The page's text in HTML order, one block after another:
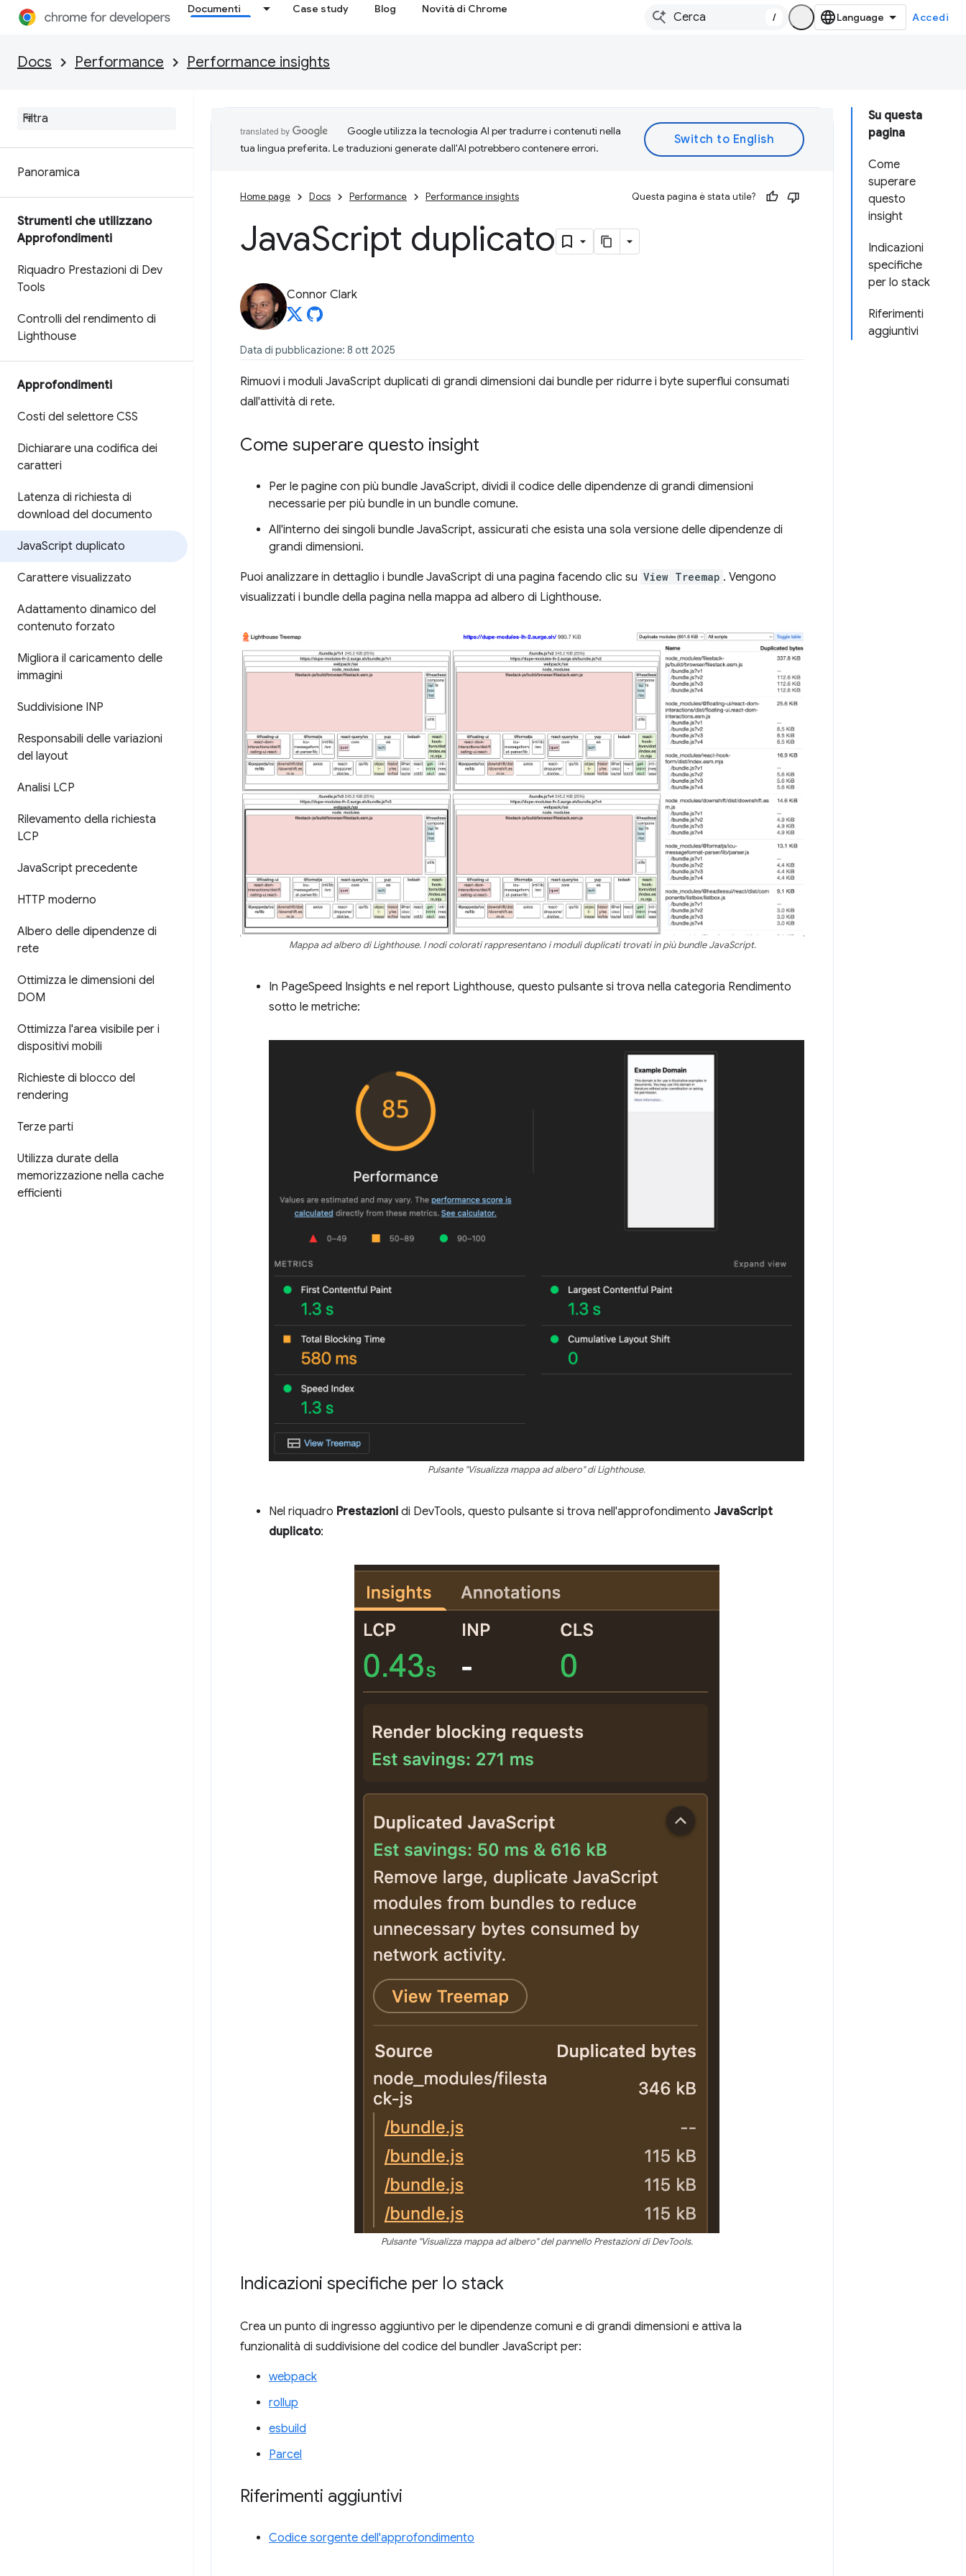
Documenti Case study Blog Novità di Chrome
/ Accedi
Docs Performance Performance insights
Panoramica
Strumenti che utilizzano
Approfondimenti
Riquadro Prestazioni di Dev
Tools
Controlli del rendimento di
Lighthouse
Approfondimenti
Costi del selettore CSS
Dichiarare una codifica dei
caratteri
Latenza di richiesta di
download del documento
JavaScript duplicato
Carattere visualizzato
Adattamento dinamico del
contenuto forzato
Migliora il caricamento delle
immagini
Suddivisione INP
Responsabili delle variazioni
del layout
Analisi LCP
Rilevamento della richiesta
LCP
JavaScript precedente
HTTP moderno
Albero delle dipendenze di
rete
Ottimizza le dimensioni del
DOM
Ottimizza l'area visibile per i
dispositivi mobili
Richieste di blocco del
rendering
Terze parti
Utilizza durate della
memorizzazione nella cache
efficienti
Su questa
pagina
Come
superare
questo
insight
Indicazioni
specifiche
per lo stack
Riferimenti
aggiuntivi
Google utilizza la tecnologia AI per tradurre i contenuti nella
tua lingua preferita. Le traduzioni generate dall'AI potrebbero contenere errori.
Home page Docs Performance Performance insights Questa pagina è stata utile?
JavaScript duplicato
Connor Clark
Data di pubblicazione: 8 ott 2025
Rimuovi i moduli JavaScript duplicati di grandi dimensioni dai bundle per ridurre i byte superflui consumati
dall'attività di rete.
Come superare questo insight
Per le pagine con più bundle JavaScript, dividi il codice delle dipendenze di grandi dimensioni
necessarie per più bundle in un bundle comune.
All'interno dei singoli bundle JavaScript, assicurati che esista una sola versione delle dipendenze di
grandi dimensioni.
Puoi analizzare in dettaglio i bundle JavaScript di una pagina facendo clic su View Treemap . Vengono
visualizzati i bundle della pagina nella mappa ad albero di Lighthouse.
Mappa ad albero di Lighthouse. I nodi colorati rappresentano i moduli duplicati trovati in più bundle JavaScript.
In PageSpeed Insights e nel report Lighthouse, questo pulsante si trova nella categoria Rendimento
sotto le metriche:
Pulsante "Visualizza mappa ad albero" di Lighthouse.
Nel riquadro Prestazioni di DevTools, questo pulsante si trova nell'approfondimento JavaScript
duplicato:
Pulsante "Visualizza mappa ad albero" del pannello Prestazioni di DevTools.
Indicazioni specifiche per lo stack
Crea un punto di ingresso aggiuntivo per le dipendenze comuni e di grandi dimensioni e attiva la
funzionalità di suddivisione del codice del bundler JavaScript per:
webpack
rollup
esbuild
Parcel
Riferimenti aggiuntivi
Codice sorgente dell'approfondimento